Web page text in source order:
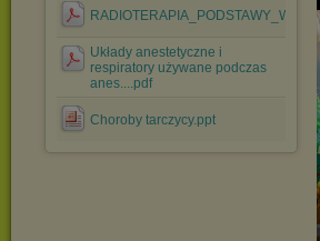
RADIOTERAPIA_PODSTAWY_WL.pdf
Układy anestetyczne i
respiratory używane podczas
anes....pdf
Choroby tarczycy.ppt